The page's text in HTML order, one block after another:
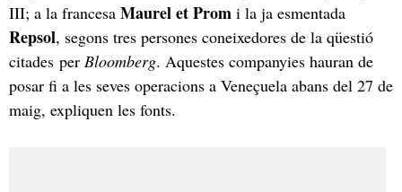
III; a la francesa Maurel et Prom i la ja esmentada
Repsol, segons tres persones coneixedores de la qüestió
citades per Bloomberg. Aquestes companyies hauran de
posar fi a les seves operacions a Veneçuela abans del 27 de
maig, expliquen les fonts.